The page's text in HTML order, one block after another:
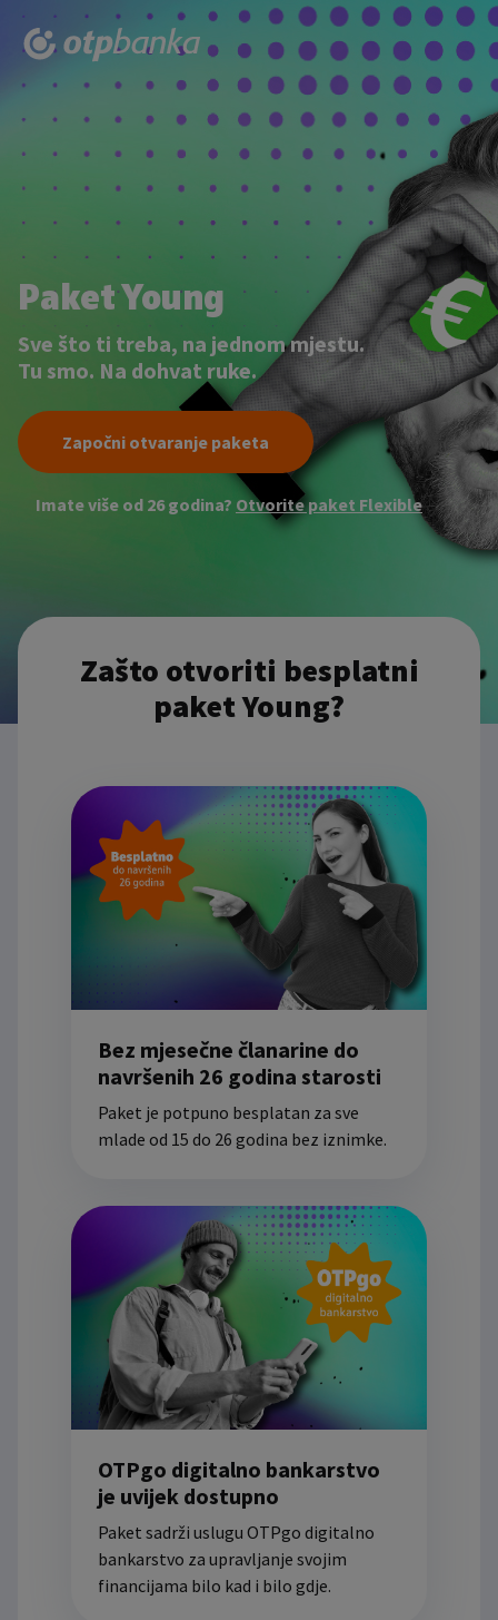
Preskoči na sadržaj
Paket Young
Sve što ti treba, na jednom mjestu.
Tu smo. Na dohvat ruke.
Započni otvaranje paketa
Imate više od 26 godina? Otvorite paket Flexible
Zašto otvoriti besplatni
paket Young?
Bez mjesečne članarine do
navršenih 26 godina starosti
Paket je potpuno besplatan za sve
mlade od 15 do 26 godina bez iznimke.
OTPgo digitalno bankarstvo
je uvijek dostupno
Paket sadrži uslugu OTPgo digitalno
bankarstvo za upravljanje svojim
financijama bilo kad i bilo gdje.